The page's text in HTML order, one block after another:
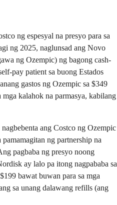
ng espesyal na presyo para sa
ng 2025, naglunsad ang Novo
ng Ozempic) ng bagong cash-
pay patient sa buong Estados
gastos ng Ozempic sa $349
kalahok na parmasya, kabilang
ang Costco ng Ozempic
ng partnership na
pagbaba ng presyo noong
ay lalo pa itong nagpababa sa
bawat buwan para sa mga
sa unang dalawang refills (ang